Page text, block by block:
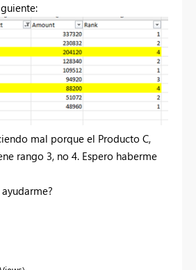
mal porque el Producto C,
rango 3, no 4. Espero haberme